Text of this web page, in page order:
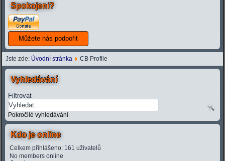
Spokojeni?
Jste zde: Úvodní stránka CB Profile
Vyhledávání
Filtrovat
Pokročilé vyhledávání
Kdo je online
Celkem přihlášeno: 161 uživatelů
No members online